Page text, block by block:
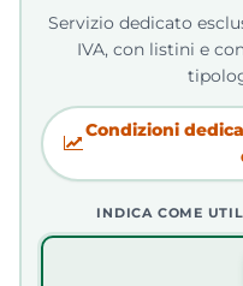
Servizio dedicato
IVA, con listini e
Condizioni
INDICA COME